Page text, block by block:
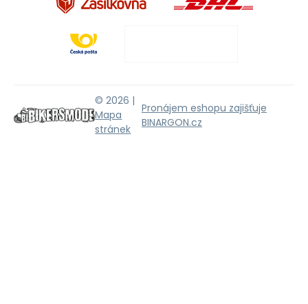
© 2026 |
Mapa
stránek
Pronájem eshopu zajišťuje
BINARGON.cz